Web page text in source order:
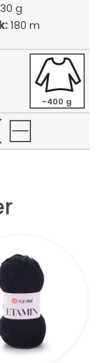
g
180 m
~400 g